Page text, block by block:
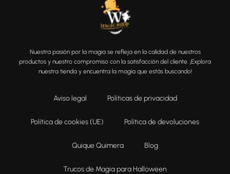
Nuestra pasión por la magia se refleja en la calidad de nuestros
productos y nuestro compromiso con la satisfacción del cliente. ¡Explora
nuestra tienda y encuentra la magia que estás buscando!
Aviso legal Políticas de privacidad
Política de cookies (UE) Política de devoluciones
Quique Quimera Blog
Trucos de Magia para Halloween